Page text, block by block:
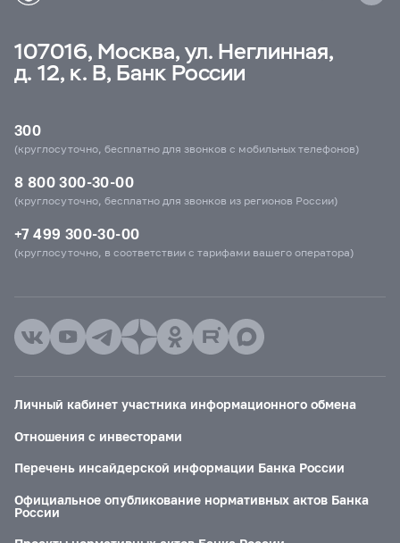
107016, Москва, ул. Неглинная,
д. 12, к. В, Банк России
300
(круглосуточно, бесплатно для звонков с мобильных телефонов)
8 800 300-30-00
(круглосуточно, бесплатно для звонков из регионов России)
+7 499 300-30-00
(круглосуточно, в соответствии с тарифами вашего оператора)
Личный кабинет участника информационного обмена
Отношения с инвесторами
Перечень инсайдерской информации Банка России
Официальное опубликование нормативных актов Банка
России